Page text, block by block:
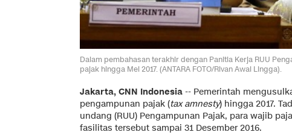
Dalam pembahasan terakhir dengan Panitia Kerja RUU
pajak hingga Mei 2017. (ANTARA FOTO/Rivan Awal Lingga).
Jakarta, CNN Indonesia -- Pemerintah
pengampunan pajak (tax amnesty) hingga 2017.
undang (RUU) Pengampunan Pajak, para wajib
fasilitas tersebut sampai 31 Desember 2016.